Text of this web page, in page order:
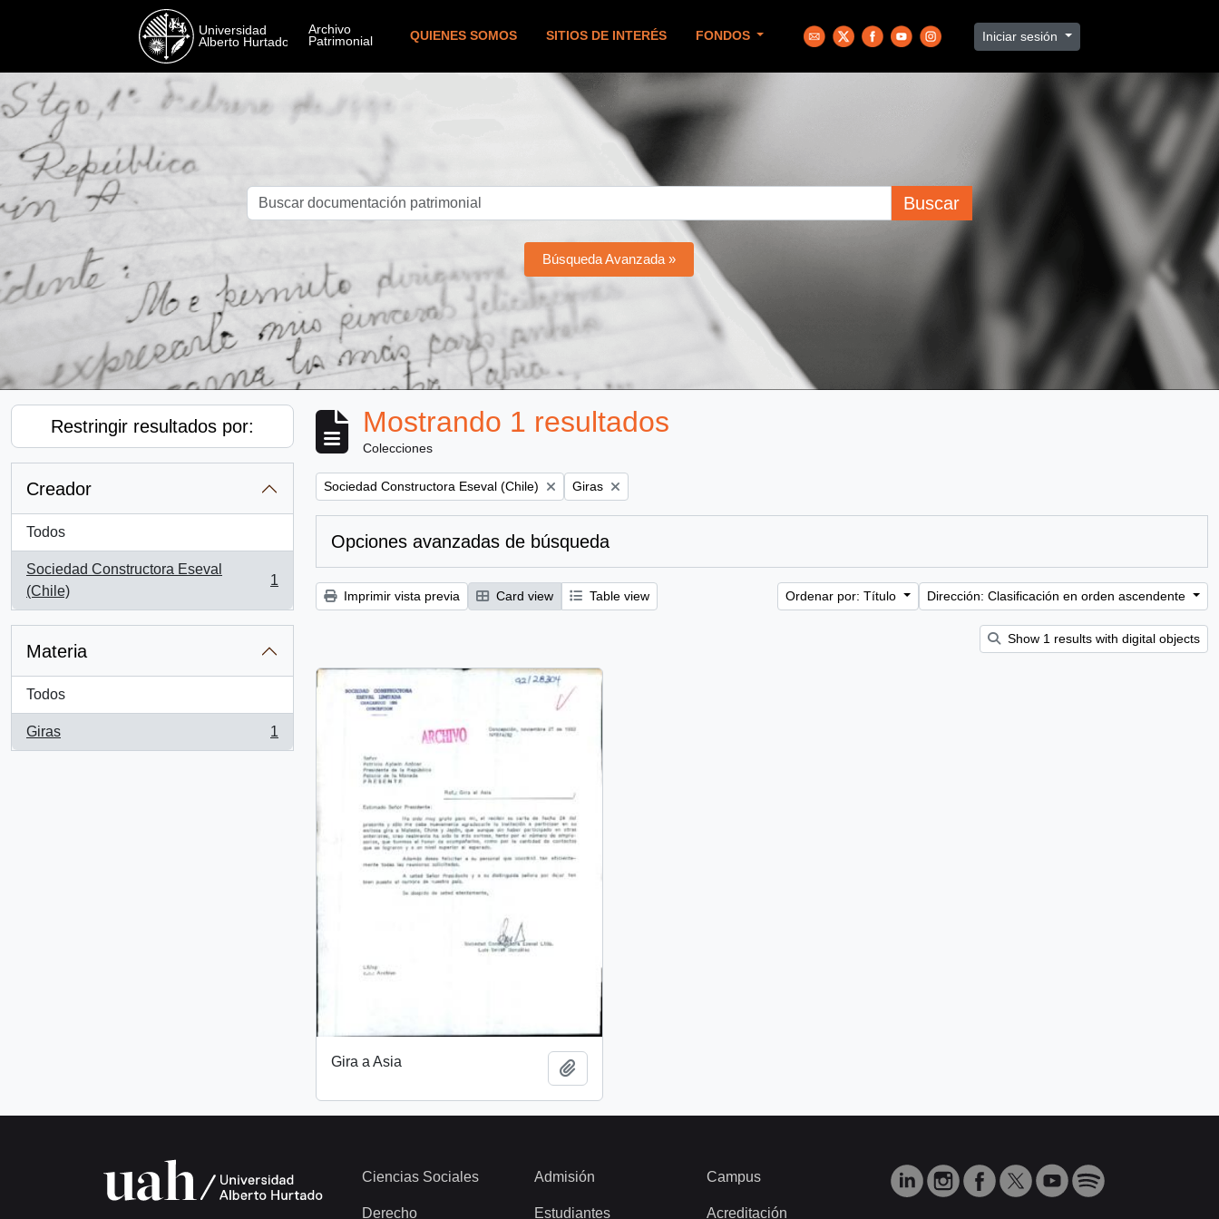
QUIENES SOMOS SITIOS DE INTERÉS FONDOS Iniciar sesión
Buscar
Búsqueda Avanzada »
Restringir resultados por:
Creador
Todos
Sociedad Constructora Eseval
(Chile)
, 1 resultados
1
Materia
Todos
Giras
, 1 resultados
1
Mostrando 1 resultados
Colecciones
Remove filter:
Sociedad Constructora Eseval (Chile) Remove filter:
Giras
Opciones avanzadas de búsqueda
Imprimir vista previa Card view Table view Ordenar por: Título Dirección: Clasificación en orden ascendente
Show 1 results with digital objects
Gira a Asia
Ciencias Sociales
Derecho
Admisión
Estudiantes
Campus
Acreditación